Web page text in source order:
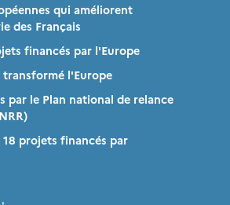
qui améliorent
des Français
financés par l'Europe
l'Europe
par le Plan national de relance
18 projets financés par